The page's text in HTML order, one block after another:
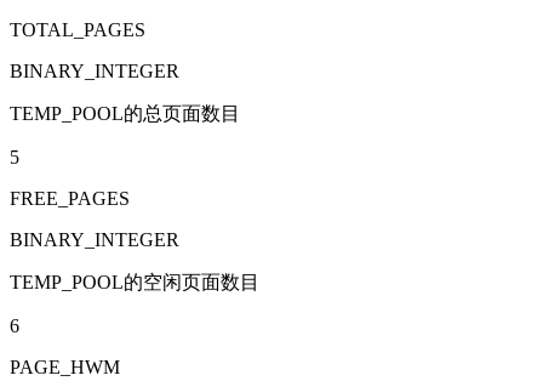
TOTAL_PAGES
BINARY_INTEGER
TEMP_POOL的总页面数目
5
FREE_PAGES
BINARY_INTEGER
TEMP_POOL的空闲页面数目
6
PAGE_HWM